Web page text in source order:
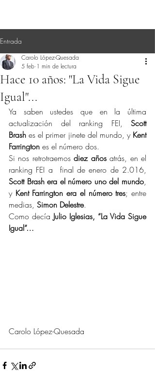
Entrada
Hace 10 años: "La Vida Sigue
Igual"...
Carolo López-Quesada
5 feb 1 min de lectura
Ya saben ustedes que en la última
actualización del ranking FEI, Scott
Brash es el primer jinete del mundo, y Kent
Farrington es el número dos.
Si nos retrotraemos diez años atrás, en el
Scott Brash era el número uno del mundo,
y Kent Farrington era el número tres; entre
medias, Simon Delestre.
Como decía Julio Iglesias, “La Vida Sigue
Igual”…
Carolo López-Quesada